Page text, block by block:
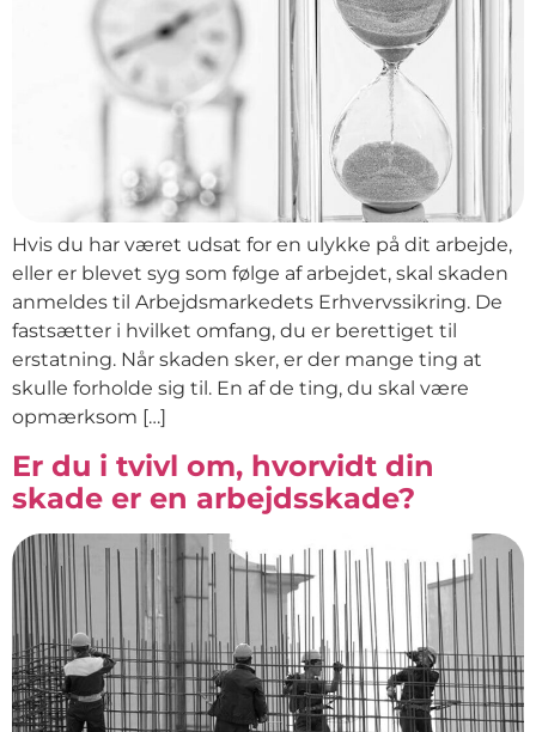
Hvis du har været udsat for en ulykke på dit arbejde,
eller er blevet syg som følge af arbejdet, skal skaden
anmeldes til Arbejdsmarkedets Erhvervssikring. De
fastsætter i hvilket omfang, du er berettiget til
erstatning. Når skaden sker, er der mange ting at
skulle forholde sig til. En af de ting, du skal være
opmærksom […]
Er du i tvivl om, hvorvidt din
skade er en arbejdsskade?